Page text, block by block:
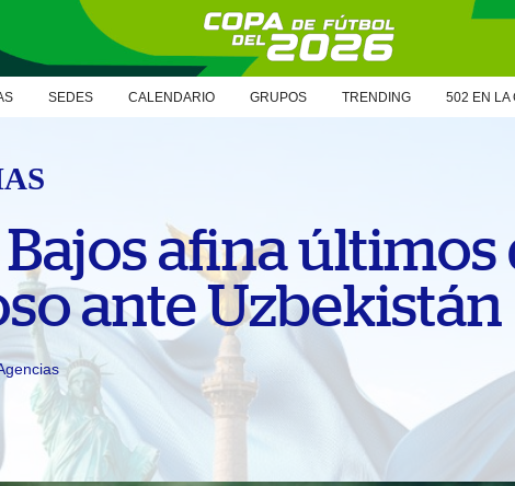
SEDES CALENDARIO GRUPOS TRENDING 502 EN LA
Bajos afina
ante Uzbekistán